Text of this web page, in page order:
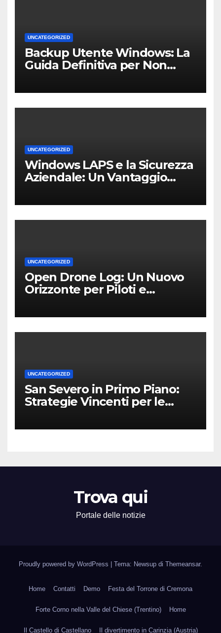
UNCATEGORIZED
Backup Utente Windows: La
Guida Definitiva per Non
Casa o dell’Ufficio
UNCATEGORIZED
Windows LAPS e la Sicurezza
Aziendale: Un Vantaggio
UNCATEGORIZED
Open Drone Log: Un Nuovo
Orizzonte per Piloti e
UNCATEGORIZED
San Severo in Primo Piano:
Strategie Vincenti per le
Territorio
Trova qui
Portale delle notizie
Proudly powered by WordPress Tema: Newsup di Themeansar.
Home Contatti Demo Festa del Torrone di Cremona
Forte Corno nella Valle del Chiese (Trentino) Home
Il Castello di Castellano Il divertimento in Carinzia (Austria)